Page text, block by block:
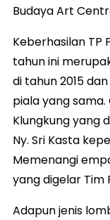
Budaya Art
Keberhasilan TP
tahun ini
di tahun 2015
piala yang sama.
Klungkung yang
Ny. Sri Kasta
Memenangi
yang digelar Tim
Adapun jenis